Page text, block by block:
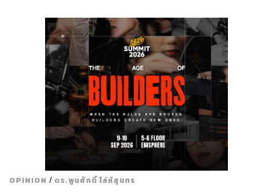
OPINION / ดร.พูนศักดิ์ โล่ห์สุนทร